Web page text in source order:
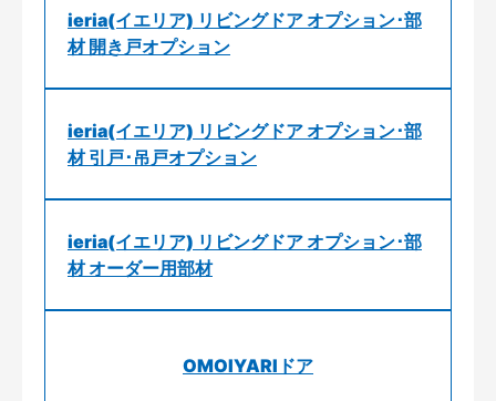
ieria(イエリア) リビングドア オプション･部
材 開き戸オプション
ieria(イエリア) リビングドア オプション･部
材 引戸･吊戸オプション
ieria(イエリア) リビングドア オプション･部
材 オーダー用部材
OMOIYARIドア